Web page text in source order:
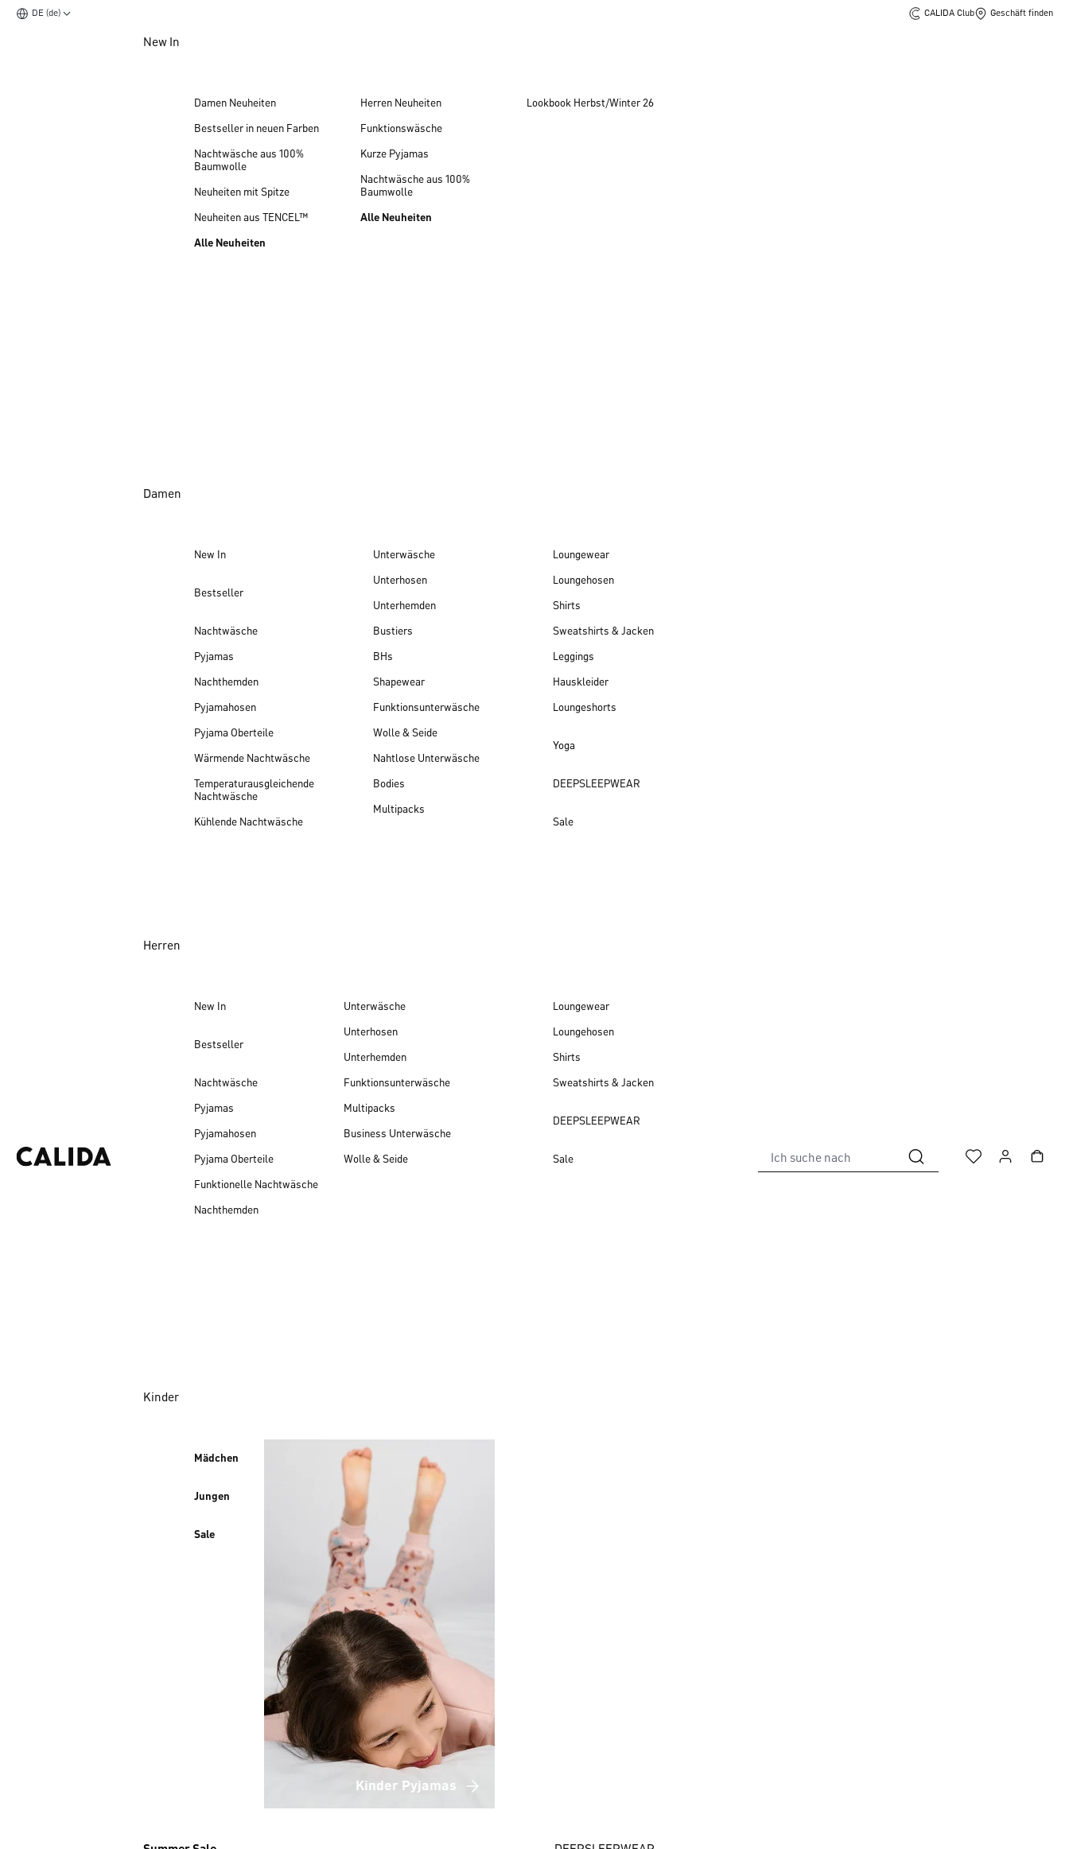
DE (de) CALIDA Club Geschäft finden
Zum Hauptinhalt springenNew In
Damen Neuheiten
Bestseller in neuen Farben
Nachtwäsche aus 100%
Baumwolle
Neuheiten mit Spitze
Neuheiten aus TENCEL™
Alle Neuheiten
Herren Neuheiten
Funktionswäsche
Kurze Pyjamas
Nachtwäsche aus 100%
Baumwolle
Alle Neuheiten
Lookbook Herbst/Winter 26
Damen
New In
Bestseller
Nachtwäsche
Pyjamas
Nachthemden
Pyjamahosen
Pyjama Oberteile
Wärmende Nachtwäsche
Temperaturausgleichende
Nachtwäsche
Kühlende Nachtwäsche
Unterwäsche
Unterhosen
Unterhemden
Bustiers
BHs
Shapewear
Funktionsunterwäsche
Wolle & Seide
Nahtlose Unterwäsche
Bodies
Multipacks
Loungewear
Loungehosen
Shirts
Sweatshirts & Jacken
Leggings
Hauskleider
Loungeshorts
Yoga
DEEPSLEEPWEAR
Sale
Herren
New In
Bestseller
Nachtwäsche
Pyjamas
Pyjamahosen
Pyjama Oberteile
Funktionelle Nachtwäsche
Nachthemden
Unterwäsche
Unterhosen
Unterhemden
Funktionsunterwäsche
Multipacks
Business Unterwäsche
Wolle & Seide
Loungewear
Loungehosen
Shirts
Sweatshirts & Jacken
DEEPSLEEPWEAR
Sale
Kinder
Mädchen
Jungen
Sale
Kinder Pyjamas